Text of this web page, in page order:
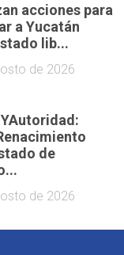
acciones para
a Yucatán
lib...
de 2026
de
de 2026